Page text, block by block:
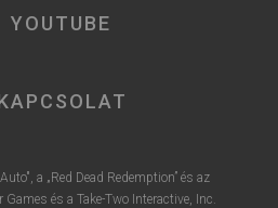
YOUTUBE
a „Red Dead Redemption” és az
és a Take-Two Interactive, Inc.